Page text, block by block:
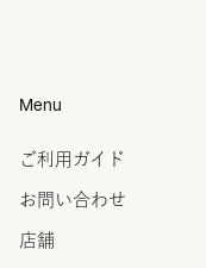
Menu
ご利用ガイド
お問い合わせ
店舗